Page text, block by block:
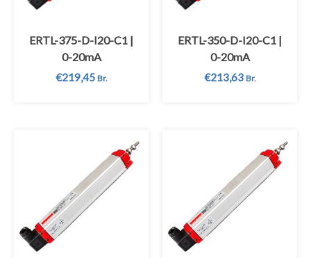
ERTL-375-D-I20-C1 |
0-20mA
€219,45 Br.
ERTL-350-D-I20-C1 |
0-20mA
€213,63 Br.